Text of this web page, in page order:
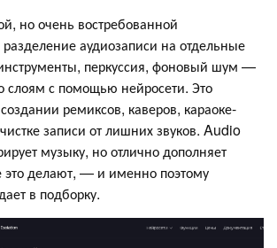
но очень востребованной
аудиозаписи на отдельные
перкуссия, фоновый шум —
слоям с помощью нейросети. Это
ремиксов, каверов, караоке-
записи от лишних звуков. Audio
музыку, но отлично дополняет
это делают, — и именно поэтому
в подборку.